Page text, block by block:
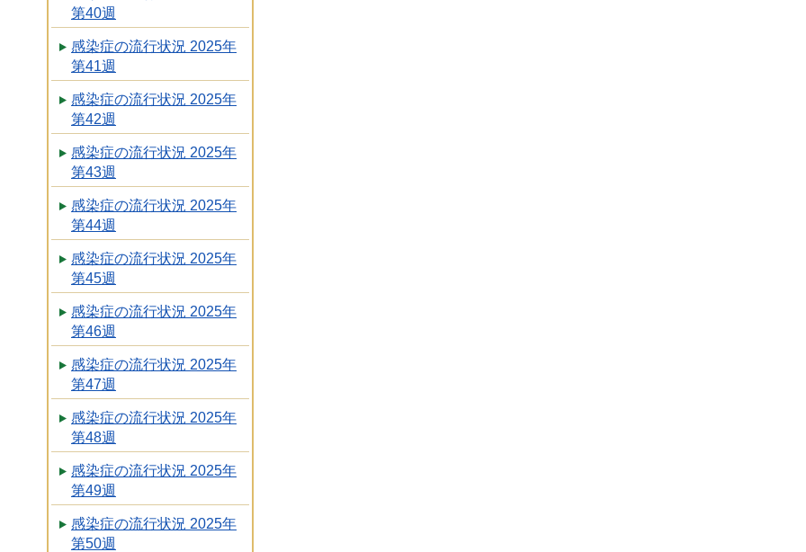
第40週
感染症の流行状況 2025年
第41週
感染症の流行状況 2025年
第42週
感染症の流行状況 2025年
第43週
感染症の流行状況 2025年
第44週
感染症の流行状況 2025年
第45週
感染症の流行状況 2025年
第46週
感染症の流行状況 2025年
第47週
感染症の流行状況 2025年
第48週
感染症の流行状況 2025年
第49週
感染症の流行状況 2025年
第50週